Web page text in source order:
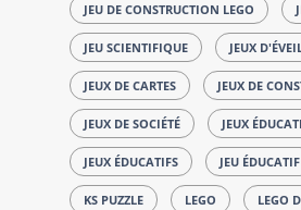
JEU DE CONSTRUCTION LEGO
JEU SCIENTIFIQUE JEUX
JEUX DE CARTES JEUX DE
JEUX DE SOCIÉTÉ JEUX
JEUX ÉDUCATIFS JEU ÉDUCATIF
KS PUZZLE LEGO LEGO